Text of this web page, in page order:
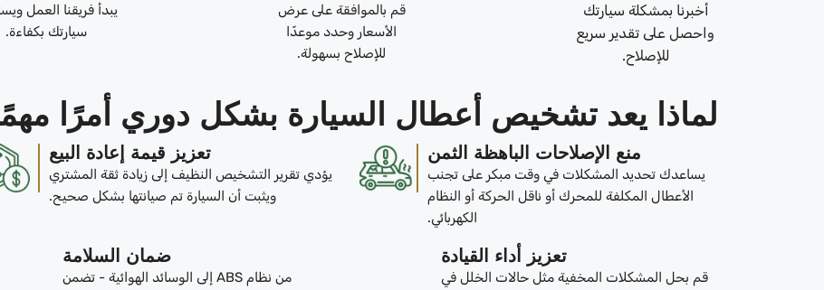
أخبرنا بمشكلة سيارتك
واحصل على تقدير سريع
للإصلاح.
قم بالموافقة على عرض
الأسعار وحدد موعدًا
للإصلاح بسهولة.
يبدأ فريقنا العمل
سيارتك بكفاءة.
لماذا يعد تشخيص أعطال السيارة بشكل دوري أمرًا
منع الإصلاحات الباهظة الثمن
يساعدك تحديد المشكلات في وقت مبكر على تجنب
الأعطال المكلفة للمحرك أو ناقل الحركة أو النظام
الكهربائي.
تعزيز قيمة إعادة البيع
يؤدي تقرير التشخيص النظيف إلى زيادة ثقة المشتري
ويثبت أن السيارة تم صيانتها بشكل صحيح.
تعزيز أداء القيادة
قم بحل المشكلات المخفية مثل حالات الخلل في
ضمان السلامة
من نظام ABS إلى الوسائد الهوائية - تضمن